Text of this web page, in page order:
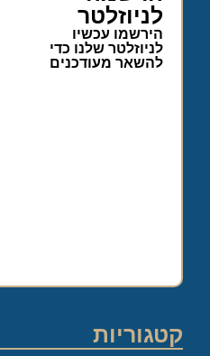
לניוזלטר
הירשמו עכשיו
לניוזלטר שלנו כדי
להשאר מעודכנים
קטגוריות